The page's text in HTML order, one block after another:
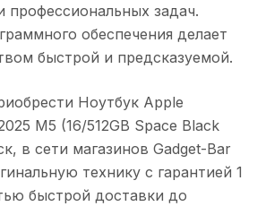
профессиональных задач.
обеспечения делает
быстрой и предсказуемой.
Ноутбук Apple
M5 (16/512GB Space Black
, в сети магазинов Gadget-Bar
технику с гарантией 1
быстрой доставки до